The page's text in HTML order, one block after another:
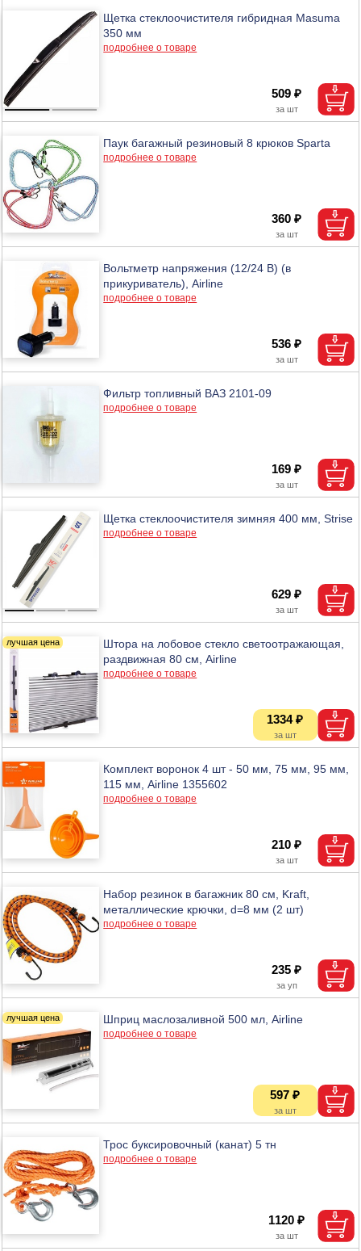
Щетка стеклоочистителя гибридная Masuma
350 мм
подробнее о товаре
509 ₽
Паук багажный резиновый 8 крюков Sparta
подробнее о товаре
360 ₽
Вольтметр напряжения (12/24 В) (в
прикуриватель), Airline
подробнее о товаре
536 ₽
Фильтр топливный ВАЗ 2101-09
подробнее о товаре
169 ₽
Щетка стеклоочистителя зимняя 400 мм, Strise
подробнее о товаре
629 ₽
Штора на лобовое стекло светоотражающая,
раздвижная 80 см, Airline
подробнее о товаре
1334 ₽
Комплект воронок 4 шт - 50 мм, 75 мм, 95 мм,
115 мм, Airline 1355602
подробнее о товаре
210 ₽
Набор резинок в багажник 80 см, Kraft,
металлические крючки, d=8 мм (2 шт)
подробнее о товаре
235 ₽
Шприц маслозаливной 500 мл, Airline
подробнее о товаре
597 ₽
Трос буксировочный (канат) 5 тн
подробнее о товаре
1120 ₽